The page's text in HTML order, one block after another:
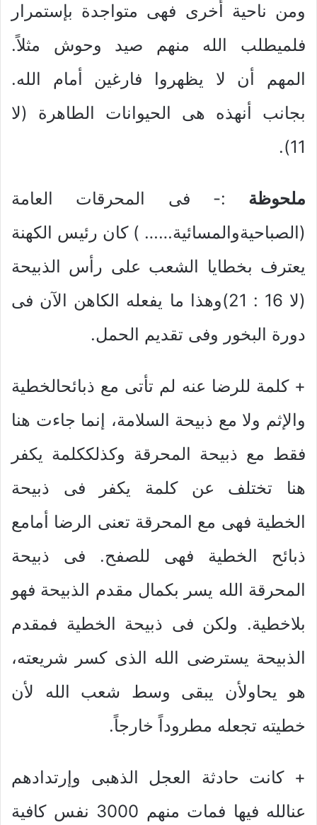
ومن ناحية أخرى فهى متواجدة بإستمرار
فلميطلب الله منهم صيد وحوش مثلاً.
المهم أن لا يظهروا فارغين أمام الله.
بجانب أنهذه هى الحيوانات الطاهرة (لا
11).
ملحوظة :- فى المحرقات العامة
(الصباحيةوالمسائية…… ) كان رئيس الكهنة
يعترف بخطايا الشعب على رأس الذبيحة
(لا 16 : 21)وهذا ما يفعله الكاهن الآن فى
دورة البخور وفى تقديم الحمل.
+ كلمة للرضا عنه لم تأتى مع ذبائحالخطية
والإثم ولا مع ذبيحة السلامة، إنما جاءت هنا
فقط مع ذبيحة المحرقة وكذلككلمة يكفر
هنا تختلف عن كلمة يكفر فى ذبيحة
الخطية فهى مع المحرقة تعنى الرضا أمامع
ذبائح الخطية فهى للصفح. فى ذبيحة
المحرقة الله يسر بكمال مقدم الذبيحة فهو
بلاخطية. ولكن فى ذبيحة الخطية فمقدم
الذبيحة يسترضى الله الذى كسر شريعته،
هو يحاولأن يبقى وسط شعب الله لأن
خطيته تجعله مطروداً خارجاً.
+ كانت حادثة العجل الذهبى وإرتدادهم
عنالله فيها فمات منهم 3000 نفس كافية